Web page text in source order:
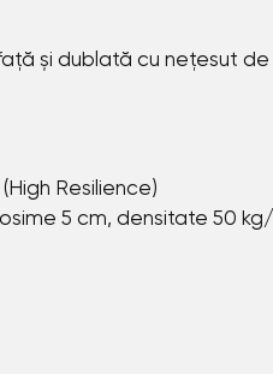
și dublată cu nețesut
Resilience)
5 cm, densitate 50 kg/